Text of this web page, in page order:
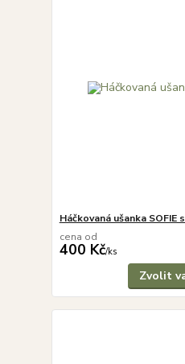
Háčkovaná ušanka SOFIE
cena od
400 Kč/ks
Zvolit